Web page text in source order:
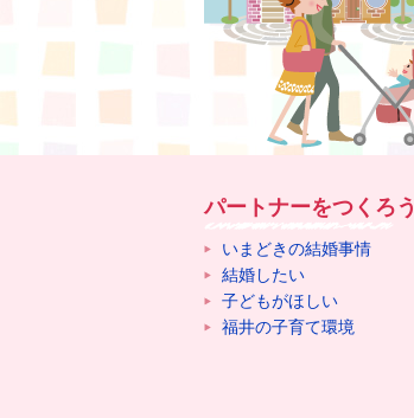
パートナーをつくろう
いまどきの結婚事情
結婚したい
子どもがほしい
福井の子育て環境